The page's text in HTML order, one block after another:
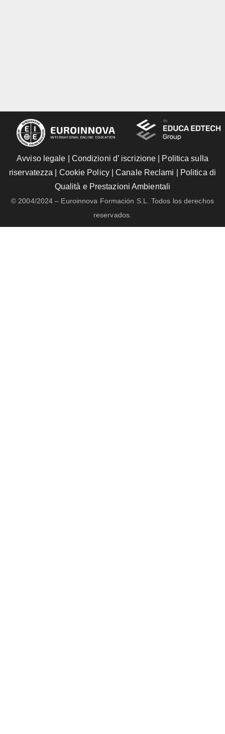
Avviso legale Condizioni d’ iscrizione
Politica sulla
riservatezza
Cookie Policy|Canale Reclami
Politica di
Qualità e Prestazioni Ambientali
© 2004/2024 – Euroinnova Formación S.L. Todos los derechos
reservados.